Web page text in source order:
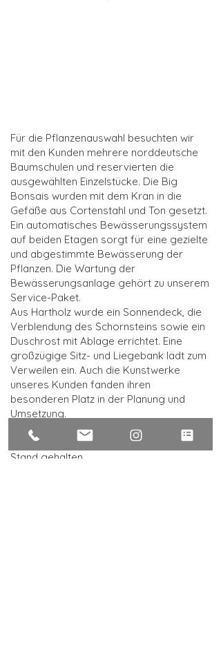
Für die Pflanzenauswahl besuchten wir
mit den Kunden mehrere norddeutsche
Baumschulen und reservierten die
ausgewählten Einzelstücke. Die Big
Bonsais wurden mit dem Kran in die
Gefäße aus Cortenstahl und Ton gesetzt.
Ein automatisches Bewässerungssystem
auf beiden Etagen sorgt für eine gezielte
und abgestimmte Bewässerung der
Pflanzen. Die Wartung der
Bewässerungsanlage gehört zu unserem
Service-Paket.
Aus Hartholz wurde ein Sonnendeck, die
Verblendung des Schornsteins sowie ein
Duschrost mit Ablage errichtet. Eine
großzügige Sitz- und Liegebank lädt zum
Verweilen ein. Auch die Kunstwerke
unseres Kunden fanden ihren
besonderen Platz in der Planung und
Umsetzung.
Die Dachterrassen werden seit
Fertigstellung von uns gepflegt und in
Stand gehalten.